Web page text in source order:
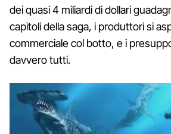
dei quasi 4 miliardi di dollari
capitoli della saga, i produttori si
commerciale col botto, e i
davvero tutti.